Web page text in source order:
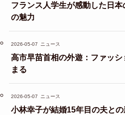
フランス人学生が感動した日
の魅力
2026-05-07 ニュース
高市早苗首相の外遊：ファッ
まる
2026-05-07 ニュース
小林幸子が結婚15年目の夫と